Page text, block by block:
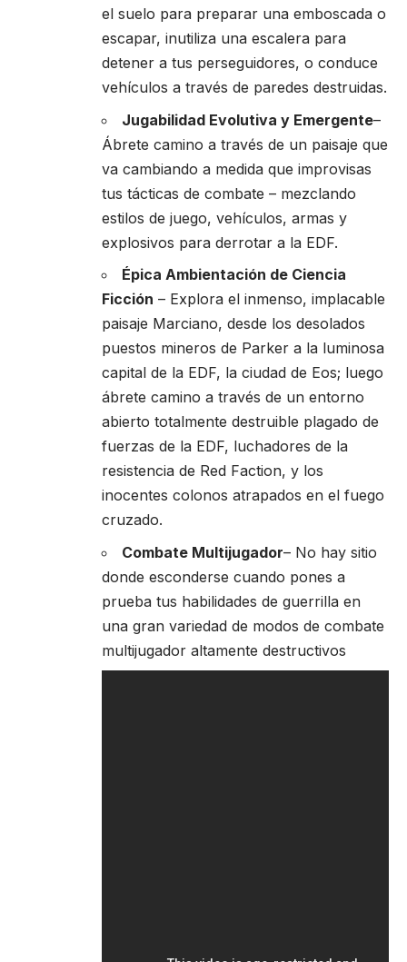
el suelo para preparar una emboscada o
escapar, inutiliza una escalera para
detener a tus perseguidores, o conduce
vehículos a través de paredes destruidas.
Jugabilidad Evolutiva y Emergente–
Ábrete camino a través de un paisaje que
va cambiando a medida que improvisas
tus tácticas de combate – mezclando
estilos de juego, vehículos, armas y
explosivos para derrotar a la EDF.
Épica Ambientación de Ciencia
Ficción – Explora el inmenso, implacable
paisaje Marciano, desde los desolados
puestos mineros de Parker a la luminosa
capital de la EDF, la ciudad de Eos; luego
ábrete camino a través de un entorno
abierto totalmente destruible plagado de
fuerzas de la EDF, luchadores de la
resistencia de Red Faction, y los
inocentes colonos atrapados en el fuego
cruzado.
Combate Multijugador– No hay sitio
donde esconderse cuando pones a
prueba tus habilidades de guerrilla en
una gran variedad de modos de combate
multijugador altamente destructivos